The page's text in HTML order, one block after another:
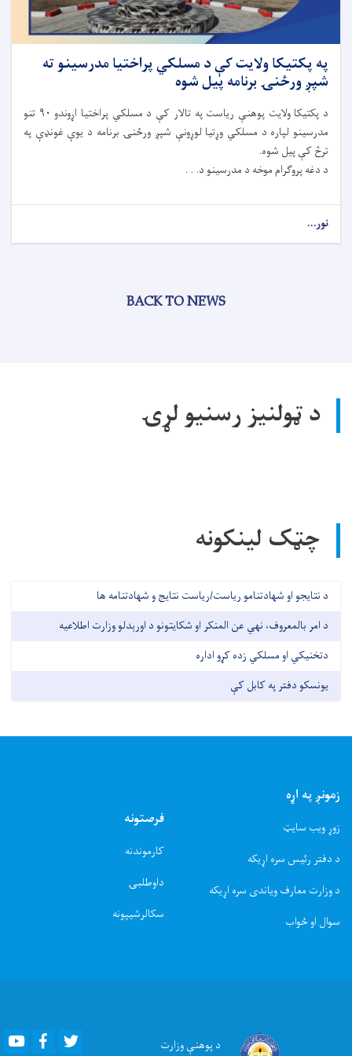
په پکتیکا ولایت کې د مسلکي پراختیا مدرسینو ته
شپږ ورځنۍ برنامه پیل شوه
د پکتیکا ولایت پوهنې ریاست په تالار کې د مسلکي پراختیا اړوندو ۹۰ تنو
مدرسینو لپاره د مسلکي وړتيا لوړونې شپږ ورځنۍ برنامه د یوې غونډې په
ترڅ کې پیل شوه.
د دغه پروګرام موخه د مدرسینو د. . .
نور...
BACK TO NEWS
د ټولنیز رسنیو لړۍ
چټک لینکونه
د نتایجو او شهادتنامو ریاست/ریاست نتایج و شهادتنامه ها
د امر بالمعروف، نهي عن المنکر او شکایتونو د اورېدلو وزارت اطلاعیه
دتخنیکي او مسلکي زده کړو اداره
یونسکو دفتر په کابل کې
زمونږ په اړه
زوړ ویب سایټ
د دفتر رئیس سره اړیکه
د وزارت معارف ویاندی سره اړیکه
سوال او ځواب
فرصتونه
کارموندنه
داوطلبۍ
سکالرشیپونه
د پوهنېوزارت Youtube Facebook